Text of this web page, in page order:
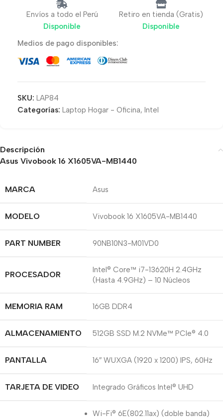
Envíos a todo el Perú
Disponible
Retiro en tienda (Gratis)
Disponible
Medios de pago disponibles:
SKU: LAP84
Categorías: Laptop Hogar - Oficina, Intel
Descripción
Asus Vivobook 16 X1605VA-MB1440
MARCA Asus
MODELO Vivobook 16 X1605VA-MB1440
PART NUMBER 90NB10N3-M01VD0
PROCESADOR
Intel® Core™ i7-13620H 2.4GHz
(Hasta 4.9GHz) – 10 Núcleos
MEMORIA RAM 16GB DDR4
ALMACENAMIENTO 512GB SSD M.2 NVMe™ PCIe® 4.0
PANTALLA 16″ WUXGA (1920 x 1200) IPS, 60Hz
TARJETA DE VIDEO Integrado Gráficos Intel® UHD
Wi-Fi® 6E(802.11ax) (doble banda)